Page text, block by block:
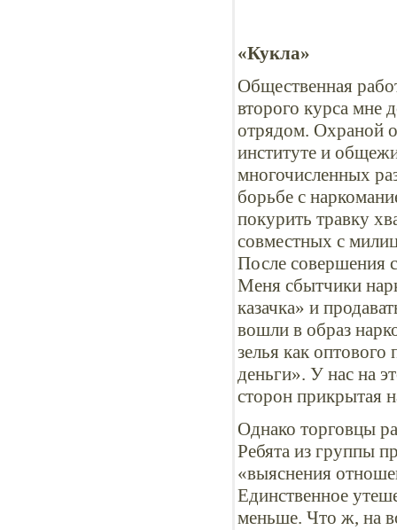
«Кукла»
Общественная
второго курса мне
отрядом. Охраной
институте и
многочисленных
борьбе с
покурить травку
совместных с
После совершения
Меня сбытчики
казачка» и
вошли в образ
зелья как
деньги». У нас на
сторон прикрытая
Однако торговцы
Ребята из группы
«выяснения
Единственное
меньше. Что ж, на